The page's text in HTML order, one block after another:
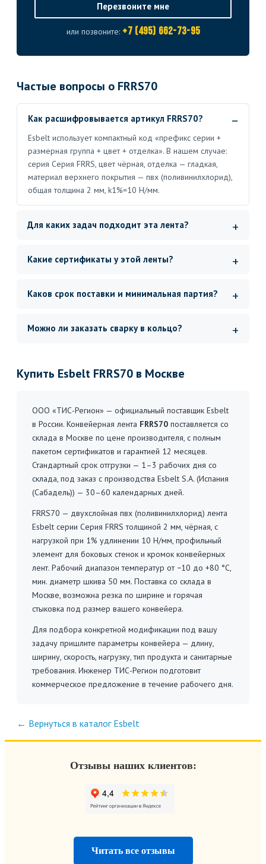
Перезвоните мне
или позвоните: +7 (495) 662-73-95
Частые вопросы о FRRS70
Как расшифровывается артикул FRRS70?
Esbelt использует компактный код «префикс серии +
размерная группа + цвет + отделка». В нашем случае:
серия Серия FRRS, цвет чёрная, отделка — гладкая,
материал верхнего покрытия — пвх (поливинилхлорид),
общая толщина 2 мм, k1%=10 Н/мм.
Для каких задач подходит эта лента?
Какие сертификаты у этой ленты?
Каков срок поставки и минимальная партия?
Можно ли заказать сварку в кольцо?
Купить Esbelt FRRS70 в Москве
ООО «ТИС-Регион» — официальный поставщик Esbelt
в России. Конвейерная лента FRRS70 поставляется со
склада в Москве по цене производителя, с полным
пакетом сертификатов и гарантией 12 месяцев.
Стандартный срок отгрузки — 1–3 рабочих дня со
склада, под заказ с производства Esbelt S.A. (Испания
(Сабадель)) — 30–60 календарных дней.
FRRS70 — двухслойная пвх (поливинилхлорид) лента
Esbelt серии Серия FRRS толщиной 2 мм, чёрная, с
нагрузкой при 1% удлинении 10 Н/мм, профильный
элемент для боковых стенок и кромок конвейерных
лент. Рабочий диапазон температур от −10 до +80 °C,
мин. диаметр шкива 50 мм. Поставка со склада в
Москве, возможна резка по ширине и горячая
стыковка под размер вашего конвейера.
Для подбора конкретной модификации под вашу
задачу пришлите параметры конвейера — длину,
ширину, скорость, нагрузку, тип продукта и санитарные
требования. Инженер ТИС-Регион подготовит
коммерческое предложение в течение рабочего дня.
← Вернуться в каталог Esbelt
Отзывы наших клиентов:
Читать все отзывы